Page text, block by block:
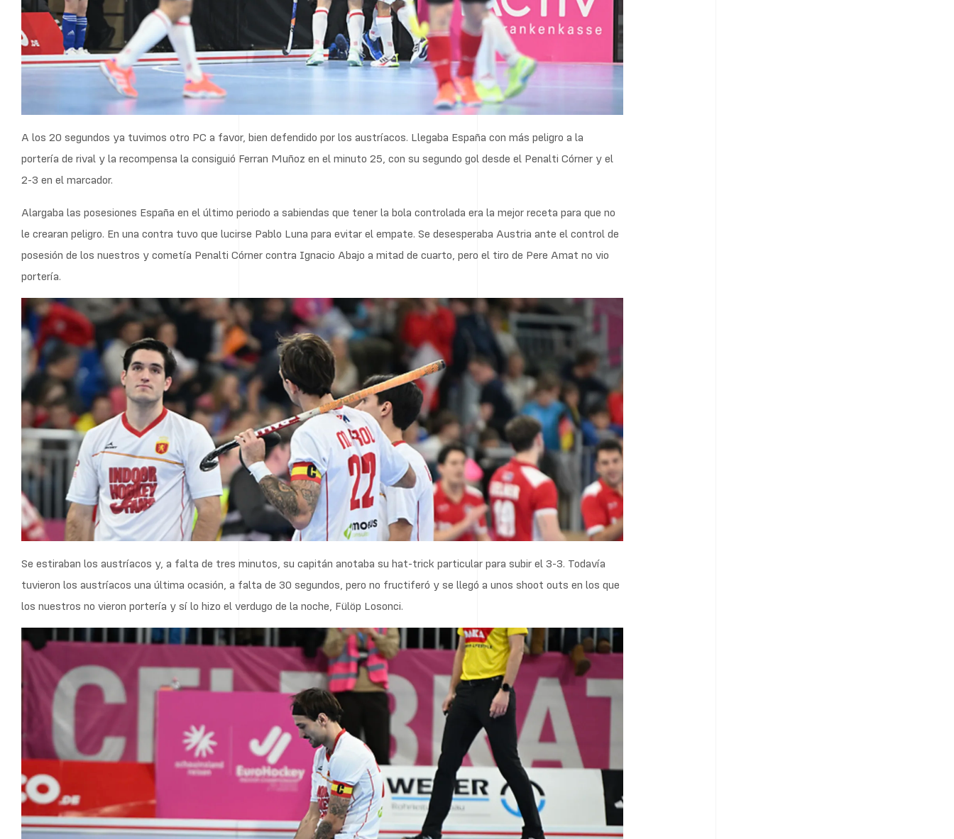
A los 20 segundos ya tuvimos otro PC a favor, bien defendido por los austríacos. Llegaba España con más peligro a la
portería de rival y la recompensa la consiguió Ferran Muñoz en el minuto 25, con su segundo gol desde el Penalti Córner y el
2-3 en el marcador.
Alargaba las posesiones España en el último periodo a sabiendas que tener la bola controlada era la mejor receta para que no
le crearan peligro. En una contra tuvo que lucirse Pablo Luna para evitar el empate. Se desesperaba Austria ante el control de
posesión de los nuestros y cometía Penalti Córner contra Ignacio Abajo a mitad de cuarto, pero el tiro de Pere Amat no vio
portería.
Se estiraban los austríacos y, a falta de tres minutos, su capitán anotaba su hat-trick particular para subir el 3-3. Todavía
tuvieron los austríacos una última ocasión, a falta de 30 segundos, pero no fructiferó y se llegó a unos shoot outs en los que
los nuestros no vieron portería y sí lo hizo el verdugo de la noche, Fülöp Losonci.